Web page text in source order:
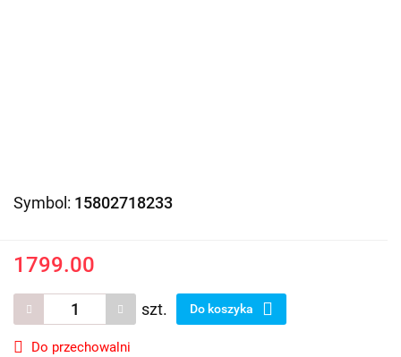
Symbol: 15802718233
1799.00
szt. Do koszyka
Do przechowalni